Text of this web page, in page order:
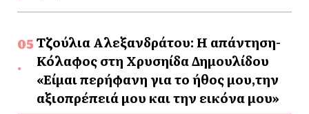
Τζούλια Αλεξανδράτου: Η απάντηση-
Κόλαφος στη Χρυσηίδα Δημουλίδου
«Είμαι περήφανη για το ήθος μου,την
αξιοπρέπειά μου και την εικόνα μου»